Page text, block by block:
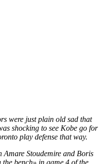
were just plain old sad that
shocking to see Kobe go for
play defense that way.
Stoudemire and Boris
bench» in game 4 of the